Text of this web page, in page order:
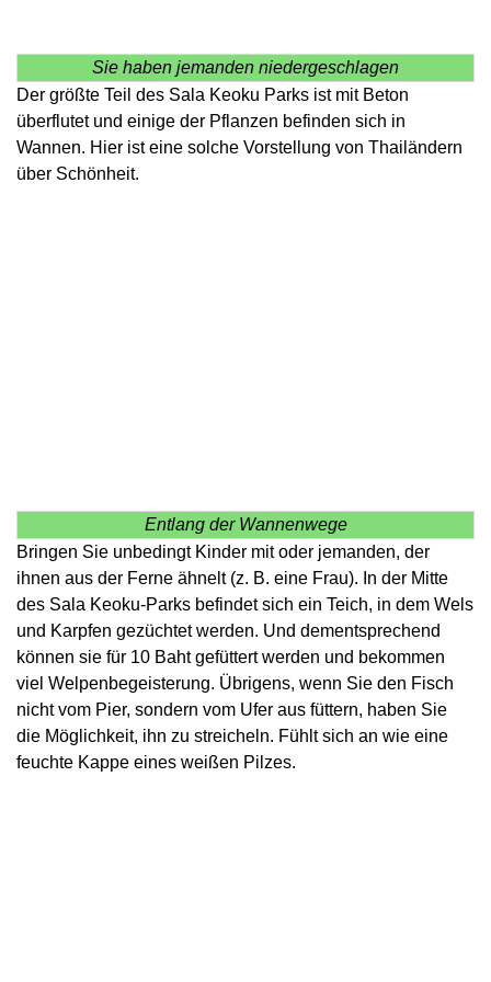
Sie haben jemanden niedergeschlagen
Der größte Teil des Sala Keoku Parks ist mit Beton
überflutet und einige der Pflanzen befinden sich in
Wannen. Hier ist eine solche Vorstellung von Thailändern
über Schönheit.
Entlang der Wannenwege
Bringen Sie unbedingt Kinder mit oder jemanden, der
ihnen aus der Ferne ähnelt (z. B. eine Frau). In der Mitte
des Sala Keoku-Parks befindet sich ein Teich, in dem Wels
und Karpfen gezüchtet werden. Und dementsprechend
können sie für 10 Baht gefüttert werden und bekommen
viel Welpenbegeisterung. Übrigens, wenn Sie den Fisch
nicht vom Pier, sondern vom Ufer aus füttern, haben Sie
die Möglichkeit, ihn zu streicheln. Fühlt sich an wie eine
feuchte Kappe eines weißen Pilzes.